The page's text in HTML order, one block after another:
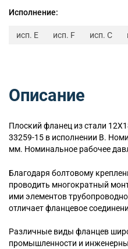
Исполнение:
исп. E исп. F исп. C
Описание
Плоский фланец из стали
33259-15 в исполнении B.
мм. Номинальное рабочее
Благодаря болтовому
проводить многократный
ими элементов
отличает фланцевое
Различные виды фланцев
промышленности и